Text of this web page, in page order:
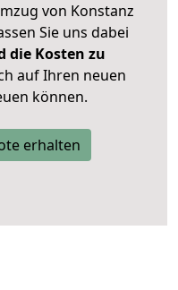
von Konstanz
Sie uns dabei
die Kosten zu
auf Ihren neuen
können.
erhalten